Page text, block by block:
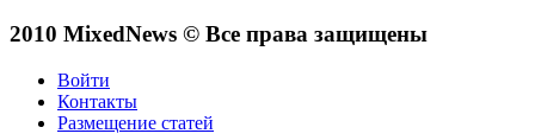
2010 MixedNews © Все права защищены
Войти
Контакты
Размещение статей